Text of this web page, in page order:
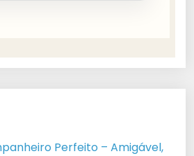
Perfeito – Amigável,